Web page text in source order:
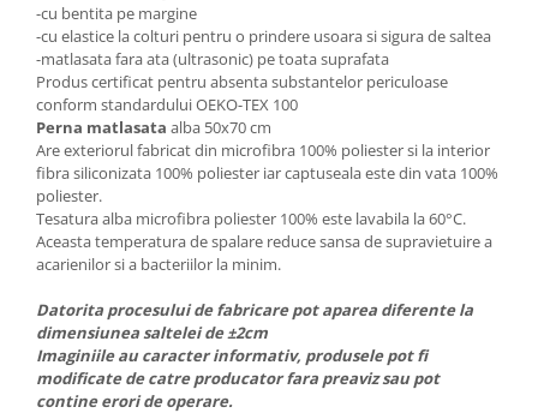
-cu bentita pe margine
-cu elastice la colturi pentru o prindere usoara si sigura de saltea
-matlasata fara ata (ultrasonic) pe toata suprafata
Produs certificat pentru absenta substantelor periculoase
conform standardului OEKO-TEX 100
Perna matlasata alba 50x70 cm
Are exteriorul fabricat din microfibra 100% poliester si la interior
fibra siliconizata 100% poliester iar captuseala este din vata 100%
poliester.
Tesatura alba microfibra poliester 100% este lavabila la 60°C.
Aceasta temperatura de spalare reduce sansa de supravietuire a
acarienilor si a bacteriilor la minim.
Datorita procesului de fabricare pot aparea diferente la
dimensiunea saltelei de ±2cm
Imaginiile au caracter informativ, produsele pot fi
modificate de catre producator fara preaviz sau pot
contine erori de operare.